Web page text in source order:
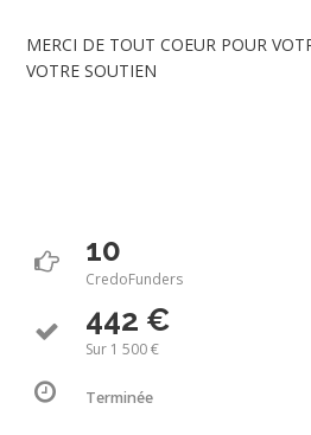
MERCI DE TOUT COEUR POUR
VOTRE SOUTIEN
10
CredoFunders
442 €
Sur 1 500 €
Terminée